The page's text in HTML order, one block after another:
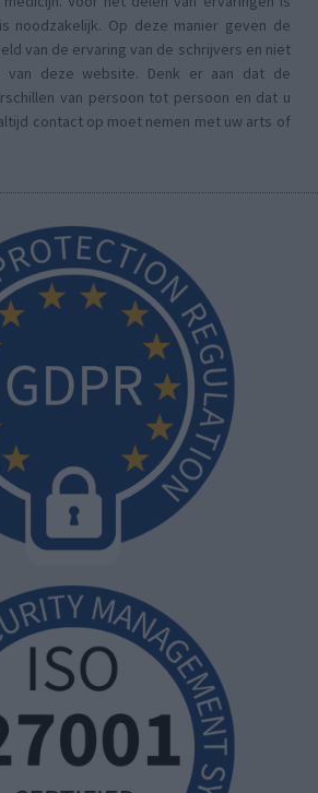
noodzakelijk. Op deze manier geven de
van de ervaring van de schrijvers en niet
van deze website. Denk er aan dat de
van persoon tot persoon en dat u
contact op moet nemen met uw arts of